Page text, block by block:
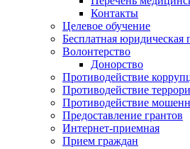
Контакты
Целевое обучение
Бесплатная юридическая
Волонтерство
Донорство
Противодействие
Противодействие
Противодействие
Предоставление грантов
Интернет-приемная
Прием граждан